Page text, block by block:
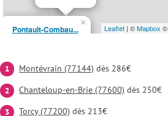
Pontault-Combau...
×
Leaflet | ©Mapbox ©
Montévrain (77144) dès 286€
Chanteloup-en-Brie (77600) dès 250€
Torcy (77200) dès 213€